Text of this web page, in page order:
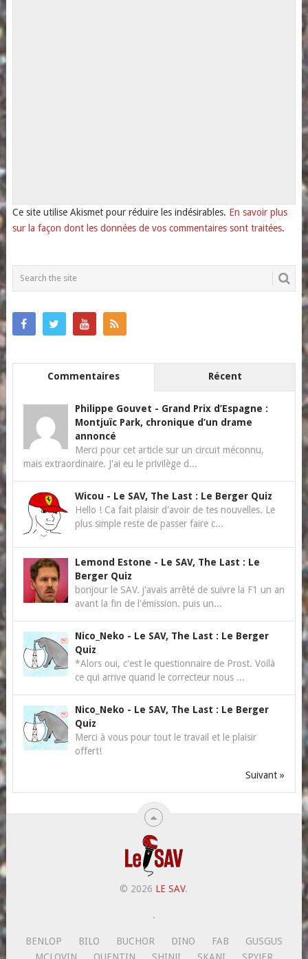
Ce site utilise Akismet pour réduire les indésirables. En savoir plus
sur la façon dont les données de vos commentaires sont traitées.
Commentaires Récent
Philippe Gouvet - Grand Prix d’Espagne :
Montjuïc Park, chronique d’un drame
annoncé
Merci pour cet article sur un circuit méconnu,
mais extraordinaire. J'ai eu le privilège d...
Wicou - Le SAV, The Last : Le Berger Quiz
Hello ! Ca fait plaisir d'avoir de tes nouvelles. Le
plus simple reste de passer faire c...
Lemond Estone - Le SAV, The Last : Le
Berger Quiz
bonjour le SAV. j'avais arrêté de suivre la F1 un an
avant la fin de l'émission. puis un...
Nico_Neko - Le SAV, The Last : Le Berger
Quiz
*Alors oui, c'est le questionnaire de Prost. Voilà
ce qui arrive quand le correcteur nous ...
Nico_Neko - Le SAV, The Last : Le Berger
Quiz
Merci à vous pour tout le travail et le plaisir
offert!
Suivant »
© 2026 LE SAV.
.
BENLOP BILO BUCHOR DINO FAB
GUSGUS